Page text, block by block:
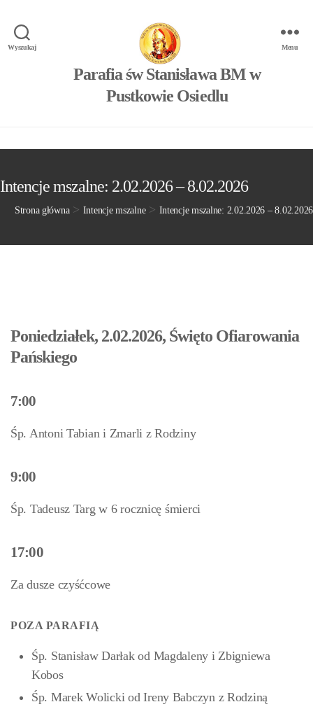
Wyszukaj
Parafia św Stanisława BM w
Pustkowie Osiedlu
Menu
Intencje mszalne: 2.02.2026 – 8.02.2026
Strona główna> Intencje mszalne> Intencje mszalne: 2.02.2026 – 8.02.2026
Poniedziałek, 2.02.2026, Święto Ofiarowania
Pańskiego
7:00
Śp. Antoni Tabian i Zmarli z Rodziny
9:00
Śp. Tadeusz Targ w 6 rocznicę śmierci
17:00
Za dusze czyśćcowe
POZA PARAFIĄ
Śp. Stanisław Darłak od Magdaleny i Zbigniewa
Kobos
Śp. Marek Wolicki od Ireny Babczyn z Rodziną